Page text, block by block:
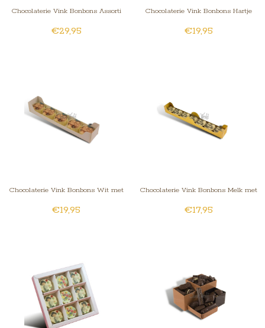
Chocolaterie Vink Bonbons Assorti
Klein met Kaart Foto/Logo
€29,95
Chocolaterie Vink Bonbons Hartje
Melk met Foto/Logo 5 stuks
€19,95
Chocolaterie Vink Bonbons Wit met
Foto/Logo 5 stuks
€19,95
Chocolaterie Vink Bonbons Melk met
Foto/Logo 7 stuks
€17,95